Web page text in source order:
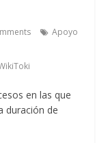
Apoyo
en las que
duración de